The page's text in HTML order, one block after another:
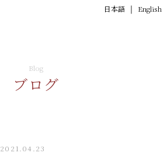
日本語 ｜ English
Blog
ブログ
2021.04.23